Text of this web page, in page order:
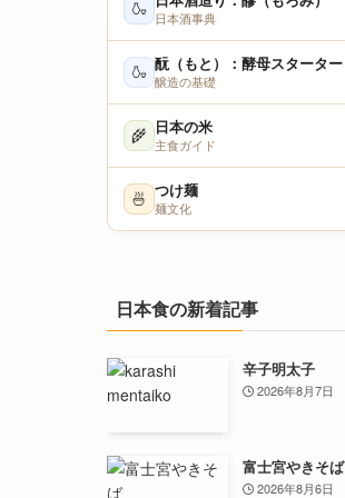
🍶
日本酒事典
🍶 酛（もと）：酵母スターター
醸造の基礎
🌾 日本の米
主食ガイド
🍜 つけ麺
麺文化
日本食の新着記事
辛子明太子
2026年8月7日
富士宮やきそば
2026年8月6日